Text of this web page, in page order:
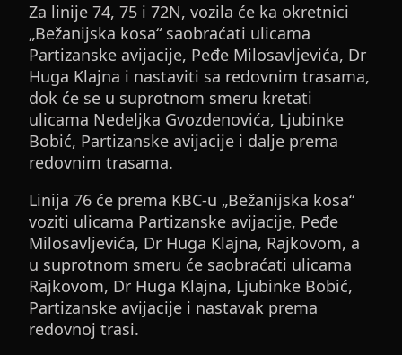
Za linije 74, 75 i 72N, vozila će ka okretnici
„Bežanijska kosa“ saobraćati ulicama
Partizanske avijacije, Peđe Milosavljevića, Dr
Huga Klajna i nastaviti sa redovnim trasama,
dok će se u suprotnom smeru kretati
ulicama Nedeljka Gvozdenovića, Ljubinke
Bobić, Partizanske avijacije i dalje prema
redovnim trasama.
Linija 76 će prema KBC-u „Bežanijska kosa“
voziti ulicama Partizanske avijacije, Peđe
Milosavljevića, Dr Huga Klajna, Rajkovom, a
u suprotnom smeru će saobraćati ulicama
Rajkovom, Dr Huga Klajna, Ljubinke Bobić,
Partizanske avijacije i nastavak prema
redovnoj trasi.